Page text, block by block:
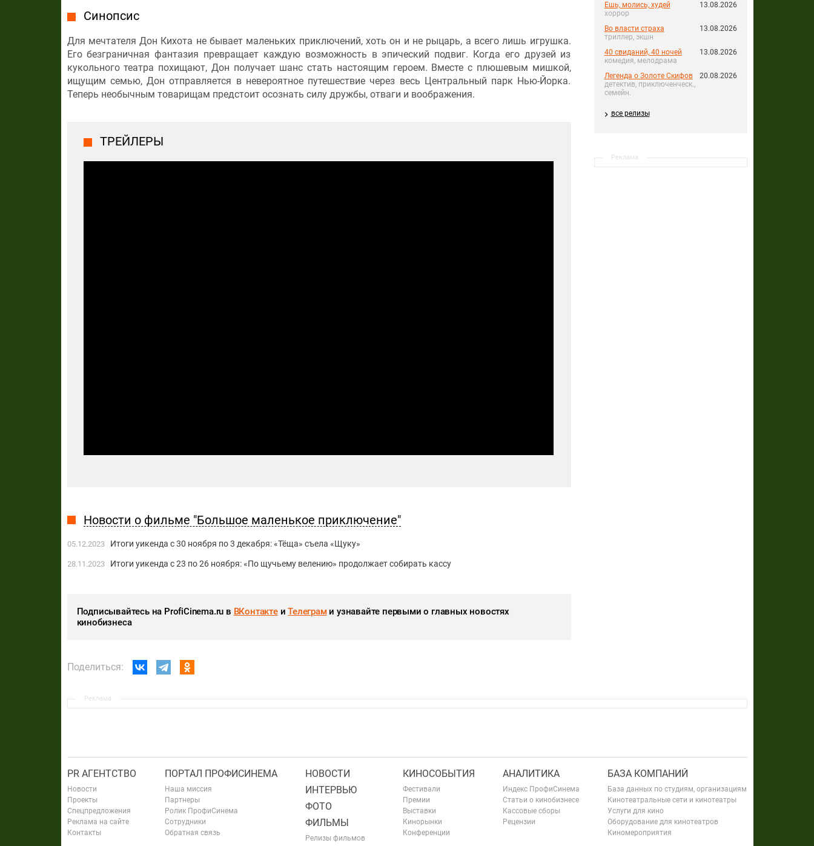
Ешь, молись, худей
хоррор
13.08.2026
Во власти страха
триллер, экшн
13.08.2026
40 свиданий, 40 ночей
комедия, мелодрама
13.08.2026
Легенда о Золоте Скифов
детектив, приключенческ.,
семейн.
20.08.2026
все релизы
Реклама
Синопсис
Для мечтателя Дон Кихота не бывает маленьких приключений, хоть он и не рыцарь, а всего лишь игрушка.
Его безграничная фантазия превращает каждую возможность в эпический подвиг. Когда его друзей из
кукольного театра похищают, Дон получает шанс стать настоящим героем. Вместе с плюшевым мишкой,
ищущим семью, Дон отправляется в невероятное путешествие через весь Центральный парк Нью-Йорка.
Теперь необычным товарищам предстоит осознать силу дружбы, отваги и воображения.
ТРЕЙЛЕРЫ
Новости о фильме "Большое маленькое приключение"
05.12.2023 Итоги уикенда с 30 ноября по 3 декабря: «Тёща» съела «Щуку»
28.11.2023 Итоги уикенда с 23 по 26 ноября: «По щучьему велению» продолжает собирать кассу
Подписывайтесь на ProfiCinema.ru в ВКонтактеиТелеграми узнавайте первыми о главных новостях
кинобизнеса
Поделиться:
Реклама
PR АГЕНТСТВО
Новости
Проекты
Спецпредложения
Реклама на сайте
Контакты
ПОРТАЛ ПРОФИСИНЕМА
Наша миссия
Партнеры
Ролик ПрофиСинема
Сотрудники
Обратная связь
НОВОСТИ
ИНТЕРВЬЮ
ФОТО
ФИЛЬМЫ
Релизы фильмов
КИНОСОБЫТИЯ
Фестивали
Премии
Выставки
Кинорынки
Конференции
АНАЛИТИКА
Индекс ПрофиСинема
Статьи о кинобизнесе
Кассовые сборы
Рецензии
БАЗА КОМПАНИЙ
База данных по студиям, организациям
Кинотеатральные сети и кинотеатры
Услуги для кино
Оборудование для кинотеатров
Киномероприятия